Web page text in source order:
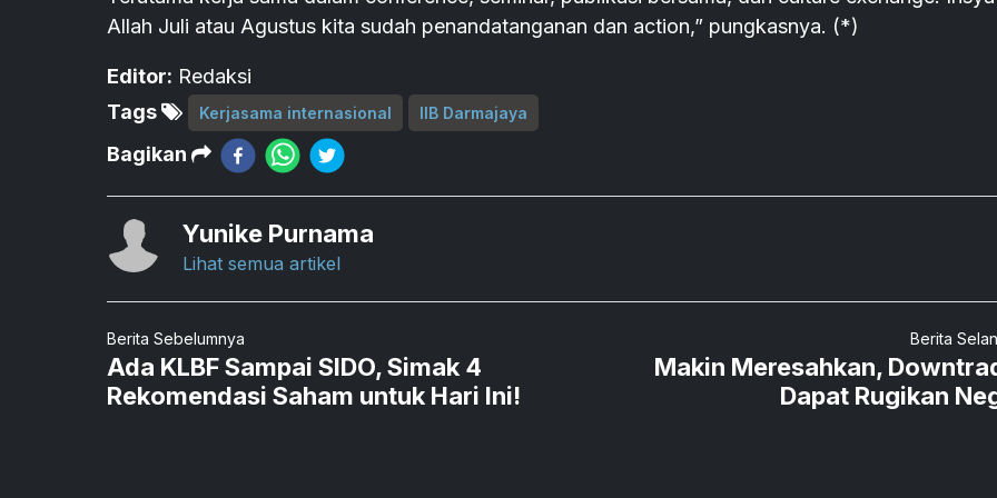
Allah Juli atau Agustus kita sudah penandatanganan dan action,” pungkasnya. (*)
Editor: Redaksi
Tags
Kerjasama internasional IIB Darmajaya
Bagikan
Yunike Purnama
Lihat semua artikel
Berita Sebelumnya
Ada KLBF Sampai SIDO, Simak 4
Rekomendasi Saham untuk Hari Ini!
Berita
Makin Meresahkan,
Dapat Rugikan